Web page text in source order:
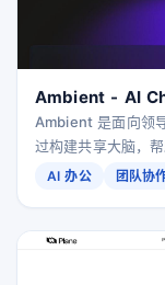
Ambient - AI
Ambient 是面向领
过构建共享大脑，
更快节奏协同推进
AI 办公 团队协